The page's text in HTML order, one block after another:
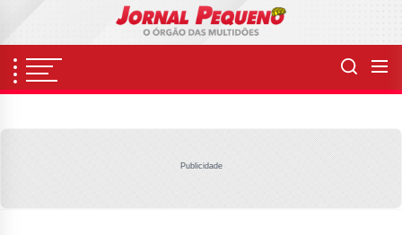
content
Publicidade